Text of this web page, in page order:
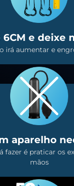
6CM e deixe
irá aumentar e
aparelho
fazer é praticar os
mãos